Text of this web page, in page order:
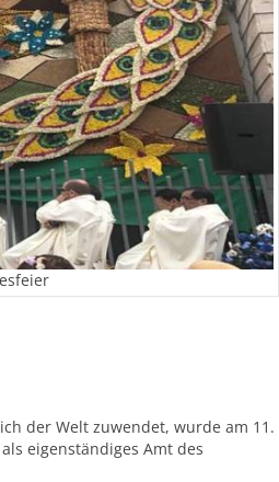
der Welt zuwendet, wurde am 11.
eigenständiges Amt des